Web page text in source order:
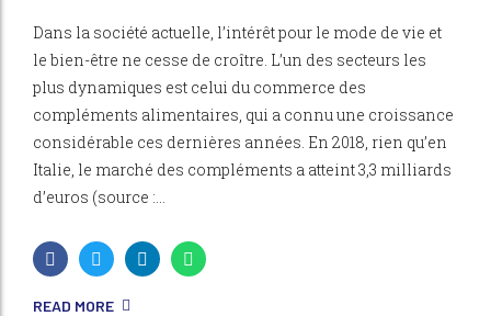
Dans la société actuelle, l’intérêt pour le mode de vie et
le bien-être ne cesse de croître. L’un des secteurs les
plus dynamiques est celui du commerce des
compléments alimentaires, qui a connu une croissance
considérable ces dernières années. En 2018, rien qu’en
Italie, le marché des compléments a atteint 3,3 milliards
d’euros (source :...
READ MORE